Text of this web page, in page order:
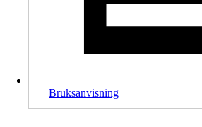
Bruksanvisning